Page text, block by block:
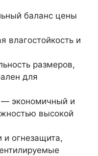
баланс цены
и
размеров,
для
экономичный и
высокой
огнезащита,